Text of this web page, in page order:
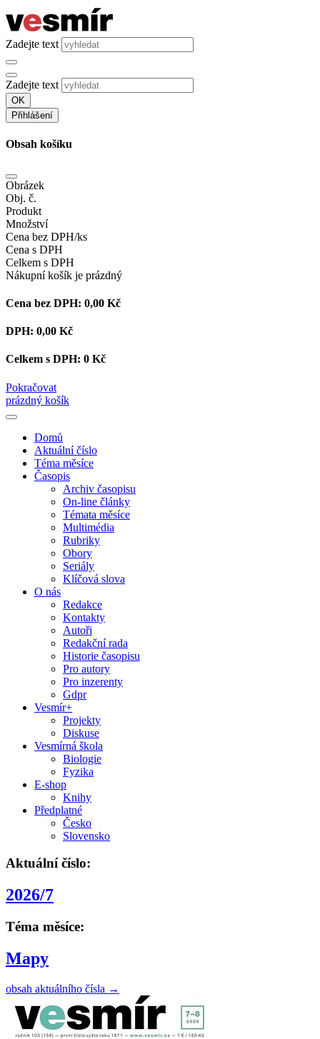
Zadejte text
Zadejte text
OK
Přihlášení
Obsah košíku
Obrázek
Obj. č.
Produkt
Množství
Cena bez DPH/ks
Cena s DPH
Celkem s DPH
Nákupní košík je prázdný
Cena bez DPH: 0,00 Kč
DPH: 0,00 Kč
Celkem s DPH: 0 Kč
Pokračovat
prázdný košík
Domů
Aktuální číslo
Téma měsíce
Časopis
Archiv časopisu
On-line články
Témata měsíce
Multimédia
Rubriky
Obory
Seriály
Klíčová slova
O nás
Redakce
Kontakty
Autoři
Redakční rada
Historie časopisu
Pro autory
Pro inzerenty
Gdpr
Vesmír+
Projekty
Diskuse
Vesmírná škola
Biologie
Fyzika
E-shop
Knihy
Předplatné
Česko
Slovensko
Aktuální číslo:
2026/7
Téma měsíce:
Mapy
obsah aktuálního čísla →